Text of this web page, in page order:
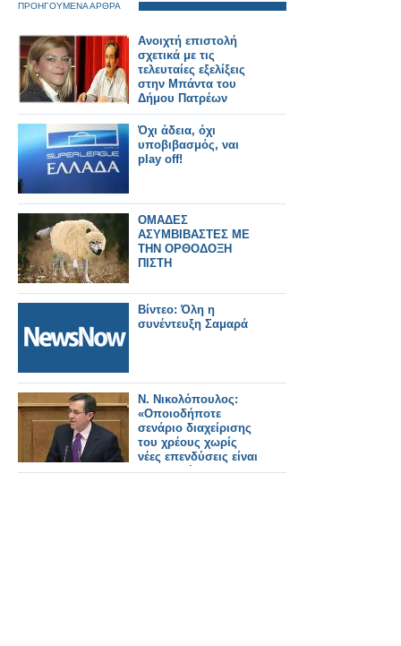
ΠΡΟΗΓΟΥΜΕΝΑ ΑΡΘΡΑ
Ανοιχτή επιστολή
σχετικά με τις
τελευταίες εξελίξεις
στην Μπάντα του
Δήμου Πατρέων
Όχι άδεια, όχι
υποβιβασμός, ναι
play off!
ΟΜΑΔΕΣ
ΑΣΥΜΒΙΒΑΣΤΕΣ ΜΕ
ΤΗΝ ΟΡΘΟΔΟΞΗ
ΠΙΣΤΗ
Βίντεο: Όλη η
συνέντευξη Σαμαρά
Ν. Νικολόπουλος:
«Οποιοδήποτε
σενάριο διαχείρισης
του χρέους χωρίς
νέες επενδύσεις είναι
θνησιγενές».